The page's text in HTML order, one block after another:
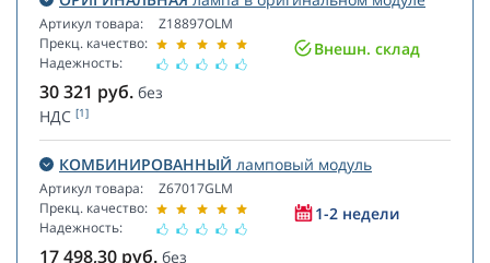
Артикул товара:
Прекц. качество:
Надежность:
Z18897OLM
Внешн. склад
30 321 руб. без
НДС [1]
КОМБИНИРОВАННЫЙ ламповый модуль
Артикул товара:
Прекц. качество:
Надежность:
Z67017GLM
1-2 недели
17 498,30 руб. без